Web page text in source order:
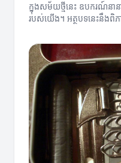
ក្នុងសម័យថ្មីនេះ ឧបករណ៍នាន
របស់យើង។ អត្ថបទនេះនឹងពិ